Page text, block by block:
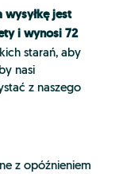
wysyłkę jest
i wynosi 72
starań, aby
nasi
z naszego
z opóźnieniem